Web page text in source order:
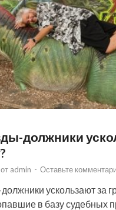
должники
от admin - Оставьте
ускользают за
в базу судебных